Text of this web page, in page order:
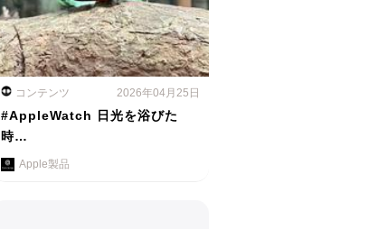
コンテンツ 2026年04月25日
#AppleWatch 日光を浴びた
時…
Apple製品